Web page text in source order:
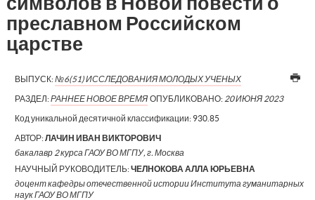
преславном Российском
царстве
ВЫПУСК:№6(51) ИССЛЕДОВАНИЯ МОЛОДЫХ УЧЕНЫХ
РАЗДЕЛ:РАННЕЕ НОВОЕ ВРЕМЯ ОПУБЛИКОВАНО: 20 ИЮНЯ 2023
Код уникальной десятичной классификации: 930.85
АВТОР:ЛАЧИН ИВАН ВИКТОРОВИЧ
бакалавр 2 курса ГАОУ ВО МГПУ, г. Москва
НАУЧНЫЙ РУКОВОДИТЕЛЬ:ЧЕЛНОКОВА АЛЛА ЮРЬЕВНА
доцент кафедры отечественной истории Института гуманитарных
наук ГАОУ ВО МГПУ